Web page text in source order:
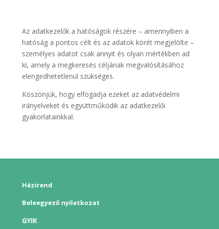
Az adatkezelők a hatóságok részére – amennyiben a
hatóság a pontos célt és az adatok körét megjelölte –
személyes adatot csak annyit és olyan mértékben ad
ki, amely a megkeresés céljának megvalósításához
elengedhetetlenül szükséges.
Köszönjük, hogy elfogadja ezeket az adatvédelmi
irányelveket és együttműködik az adatkezelői
gyakorlatainkkal.
Házirend
Beleegyező nyilatkozat
GYIK